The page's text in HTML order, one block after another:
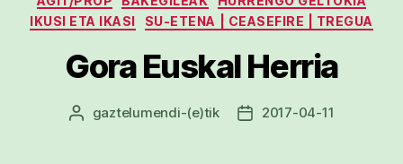
IKUSI ETA IKASI
SU-ETENA | CEASEFIRE | TREGUA
Gora Euskal Herria
Argitalpenaren
gaztelumendi-(e)tik
Argitalpenaren
2017-04-11